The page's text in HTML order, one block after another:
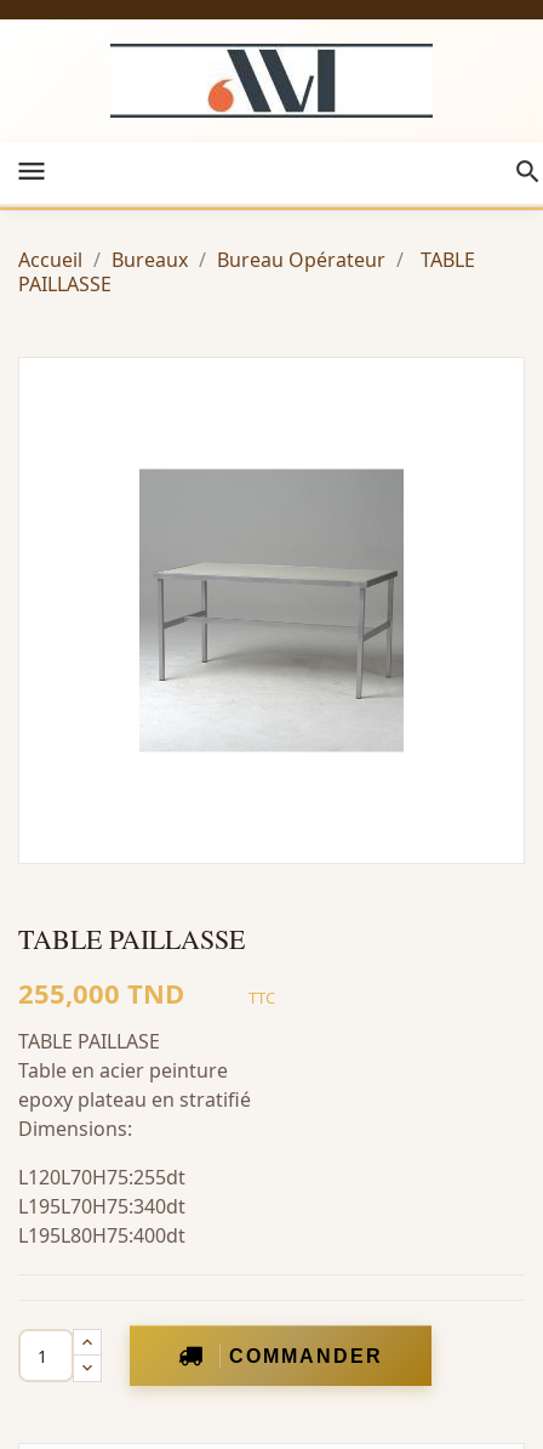
menu
Accueil Bureaux Bureau Opérateur
TABLE
PAILLASSE
TABLE PAILLASSE
255,000 TND TTC
TABLE PAILLASE
Table en acier peinture
epoxy plateau en stratifié
Dimensions:
L120L70H75:255dt
L195L70H75:340dt
L195L80H75:400dt
COMMANDER